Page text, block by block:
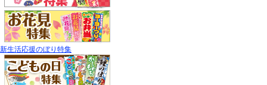
新生活応援のぼり特集